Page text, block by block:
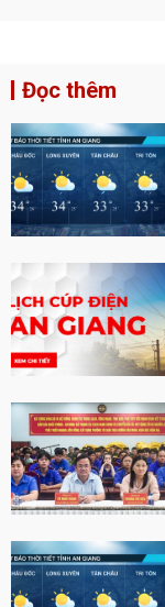
Đọc thêm